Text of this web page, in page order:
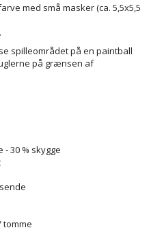
med små masker (ca. 5,5x5,5
spilleområdet på en paintball
på grænsen af
30 % skygge
tomme